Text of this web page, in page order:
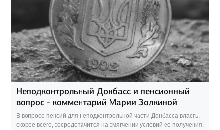
Неподконтрольный Донбасс и пенсионный
вопрос - комментарий Марии Золкиной
В вопросе пенсий для неподконтрольной части Донбасса власть,
скорее всего, сосредотачится на смягчении условий ее получения.